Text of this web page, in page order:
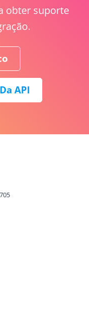
obter suporte
API